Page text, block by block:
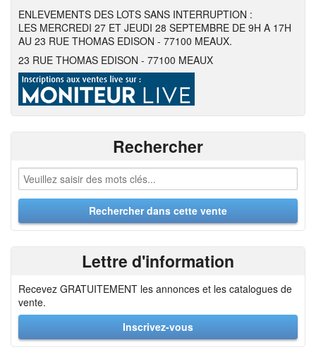
ENLEVEMENTS DES LOTS SANS INTERRUPTION :
LES MERCREDI 27 ET JEUDI 28 SEPTEMBRE DE 9H A 17H
AU 23 RUE THOMAS EDISON - 77100 MEAUX.
23 RUE THOMAS EDISON - 77100 MEAUX
Rechercher
Lettre d'information
Recevez GRATUITEMENT les annonces et les catalogues de
vente.
Inscrivez-vous